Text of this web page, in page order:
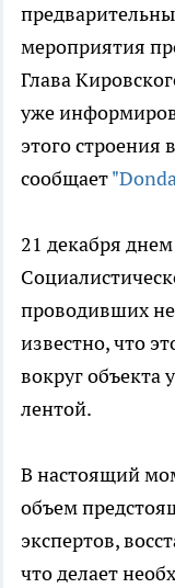
мероприятия
Глава
уже
этого строения
сообщает
21 декабря
проводивших
известно, что
вокруг объекта
лентой.
В настоящий
объем
экспертов,
что делает